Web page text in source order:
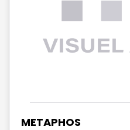
METAPHOS